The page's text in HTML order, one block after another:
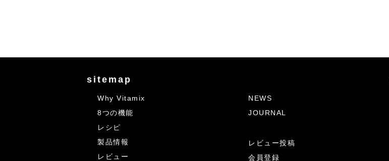
sitemap
Why Vitamix
8つの機能
レシピ
製品情報
レビュー
NEWS
JOURNAL
レビュー投稿
会員登録